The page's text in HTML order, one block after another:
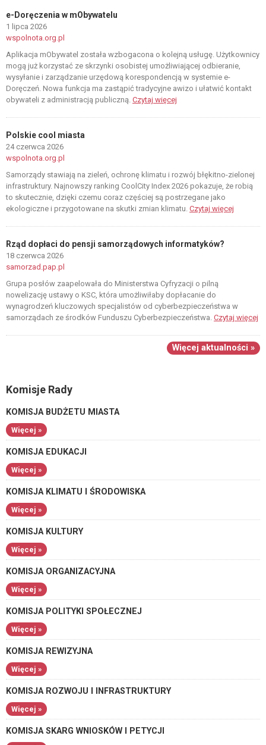
e-Doręczenia w mObywatelu
1 lipca 2026
wspolnota.org.pl
Aplikacja mObywatel została wzbogacona o kolejną usługę. Użytkownicy
mogą już korzystać ze skrzynki osobistej umożliwiającej odbieranie,
wysyłanie i zarządzanie urzędową korespondencją w systemie e-
Doręczeń. Nowa funkcja ma zastąpić tradycyjne awizo i ułatwić kontakt
obywateli z administracją publiczną. Czytaj więcej
Polskie cool miasta
24 czerwca 2026
wspolnota.org.pl
Samorządy stawiają na zieleń, ochronę klimatu i rozwój błękitno-zielonej
infrastruktury. Najnowszy ranking CoolCity Index 2026 pokazuje, że robią
to skutecznie, dzięki czemu coraz częściej są postrzegane jako
ekologiczne i przygotowane na skutki zmian klimatu. Czytaj więcej
Rząd dopłaci do pensji samorządowych informatyków?
18 czerwca 2026
samorzad.pap.pl
Grupa posłów zaapelowała do Ministerstwa Cyfryzacji o pilną
nowelizację ustawy o KSC, która umożliwiłaby dopłacanie do
wynagrodzeń kluczowych specjalistów od cyberbezpieczeństwa w
samorządach ze środków Funduszu Cyberbezpieczeństwa. Czytaj więcej
Więcej aktualności »
Komisje Rady
KOMISJA BUDŻETU MIASTA
Więcej »
KOMISJA EDUKACJI
Więcej »
KOMISJA KLIMATU I ŚRODOWISKA
Więcej »
KOMISJA KULTURY
Więcej »
KOMISJA ORGANIZACYJNA
Więcej »
KOMISJA POLITYKI SPOŁECZNEJ
Więcej »
KOMISJA REWIZYJNA
Więcej »
KOMISJA ROZWOJU I INFRASTRUKTURY
Więcej »
KOMISJA SKARG WNIOSKÓW I PETYCJI